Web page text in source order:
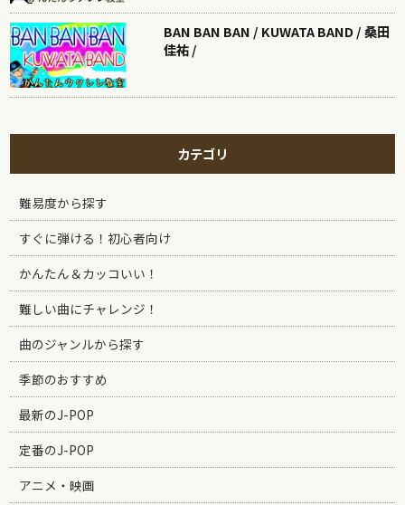
BAN BAN BAN / KUWATA BAND / 桑田
佳祐 /
カテゴリ
難易度から探す
すぐに弾ける！初心者向け
かんたん＆カッコいい！
難しい曲にチャレンジ！
曲のジャンルから探す
季節のおすすめ
最新のJ-POP
定番のJ-POP
アニメ・映画